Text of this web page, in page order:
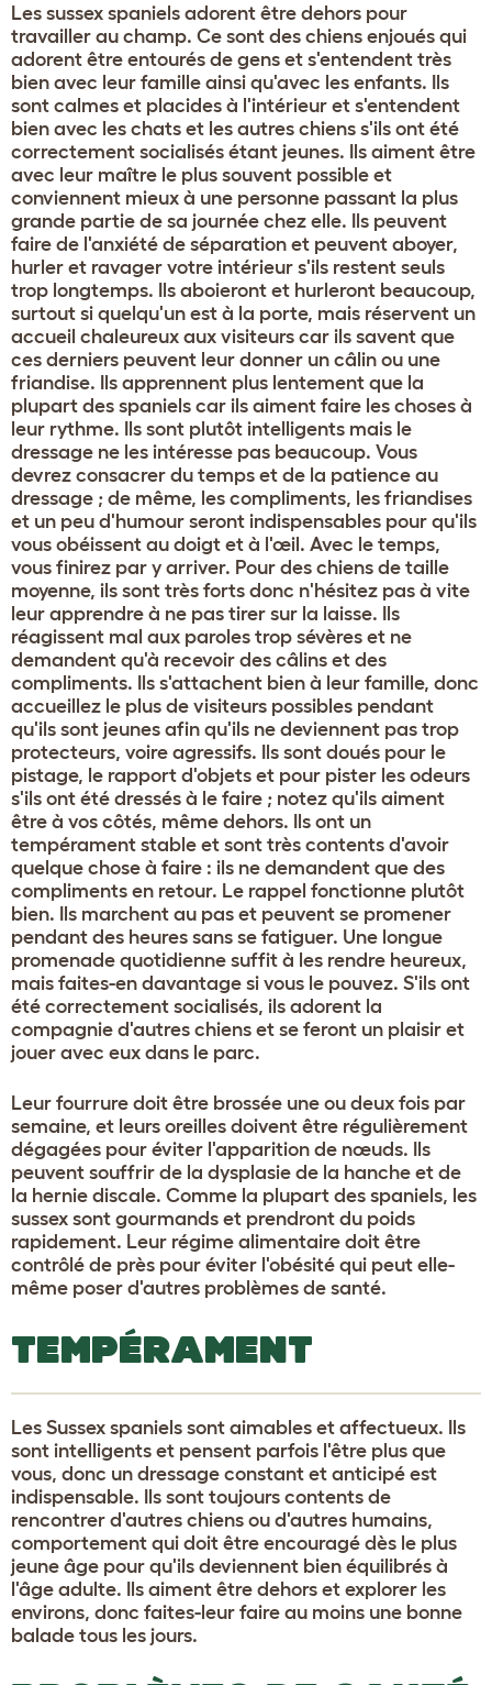
Les sussex spaniels adorent être dehors pour
travailler au champ. Ce sont des chiens enjoués qui
adorent être entourés de gens et s'entendent très
bien avec leur famille ainsi qu'avec les enfants. Ils
sont calmes et placides à l'intérieur et s'entendent
bien avec les chats et les autres chiens s'ils ont été
correctement socialisés étant jeunes. Ils aiment être
avec leur maître le plus souvent possible et
conviennent mieux à une personne passant la plus
grande partie de sa journée chez elle. Ils peuvent
faire de l'anxiété de séparation et peuvent aboyer,
hurler et ravager votre intérieur s'ils restent seuls
trop longtemps. Ils aboieront et hurleront beaucoup,
surtout si quelqu'un est à la porte, mais réservent un
accueil chaleureux aux visiteurs car ils savent que
ces derniers peuvent leur donner un câlin ou une
friandise. Ils apprennent plus lentement que la
plupart des spaniels car ils aiment faire les choses à
leur rythme. Ils sont plutôt intelligents mais le
dressage ne les intéresse pas beaucoup. Vous
devrez consacrer du temps et de la patience au
dressage ; de même, les compliments, les friandises
et un peu d'humour seront indispensables pour qu'ils
vous obéissent au doigt et à l'œil. Avec le temps,
vous finirez par y arriver. Pour des chiens de taille
moyenne, ils sont très forts donc n'hésitez pas à vite
leur apprendre à ne pas tirer sur la laisse. Ils
réagissent mal aux paroles trop sévères et ne
demandent qu'à recevoir des câlins et des
compliments. Ils s'attachent bien à leur famille, donc
accueillez le plus de visiteurs possibles pendant
qu'ils sont jeunes afin qu'ils ne deviennent pas trop
protecteurs, voire agressifs. Ils sont doués pour le
pistage, le rapport d'objets et pour pister les odeurs
s'ils ont été dressés à le faire ; notez qu'ils aiment
être à vos côtés, même dehors. Ils ont un
tempérament stable et sont très contents d'avoir
quelque chose à faire : ils ne demandent que des
compliments en retour. Le rappel fonctionne plutôt
bien. Ils marchent au pas et peuvent se promener
pendant des heures sans se fatiguer. Une longue
promenade quotidienne suffit à les rendre heureux,
mais faites-en davantage si vous le pouvez. S'ils ont
été correctement socialisés, ils adorent la
compagnie d'autres chiens et se feront un plaisir et
jouer avec eux dans le parc.
Leur fourrure doit être brossée une ou deux fois par
semaine, et leurs oreilles doivent être régulièrement
dégagées pour éviter l'apparition de nœuds. Ils
peuvent souffrir de la dysplasie de la hanche et de
la hernie discale. Comme la plupart des spaniels, les
sussex sont gourmands et prendront du poids
rapidement. Leur régime alimentaire doit être
contrôlé de près pour éviter l'obésité qui peut elle-
même poser d'autres problèmes de santé.
TEMPÉRAMENT
Les Sussex spaniels sont aimables et affectueux. Ils
sont intelligents et pensent parfois l'être plus que
vous, donc un dressage constant et anticipé est
indispensable. Ils sont toujours contents de
rencontrer d'autres chiens ou d'autres humains,
comportement qui doit être encouragé dès le plus
jeune âge pour qu'ils deviennent bien équilibrés à
l'âge adulte. Ils aiment être dehors et explorer les
environs, donc faites-leur faire au moins une bonne
balade tous les jours.